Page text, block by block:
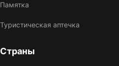
Памятка
Туристическая аптечка
Страны